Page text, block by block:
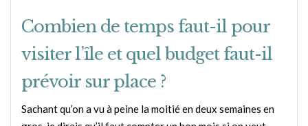
Combien de temps faut-il pour
visiter l’île et quel budget faut-il
prévoir sur place ?
Sachant qu’on a vu à peine la moitié en deux semaines en